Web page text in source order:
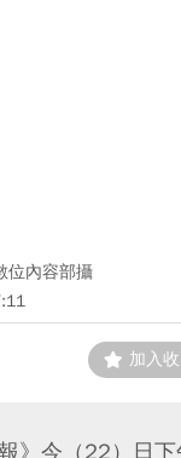
位內容部攝
加入
》今（22）日